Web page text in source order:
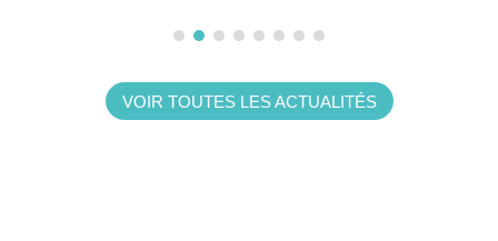
VOIR TOUTES LES ACTUALITÉS